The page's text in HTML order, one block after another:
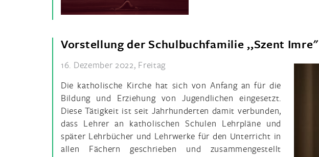
Vorstellung der Schulbuchfamilie ,,Szent Imre"
16. Dezember 2022, Freitag
Die katholische Kirche hat sich von Anfang an für die
Bildung und Erziehung von Jugendlichen eingesetzt.
Diese Tätigkeit ist seit Jahrhunderten damit verbunden,
dass Lehrer an katholischen Schulen Lehrpläne und
später Lehrbücher und Lehrwerke für den Unterricht in
allen Fächern geschrieben und zusammengestellt